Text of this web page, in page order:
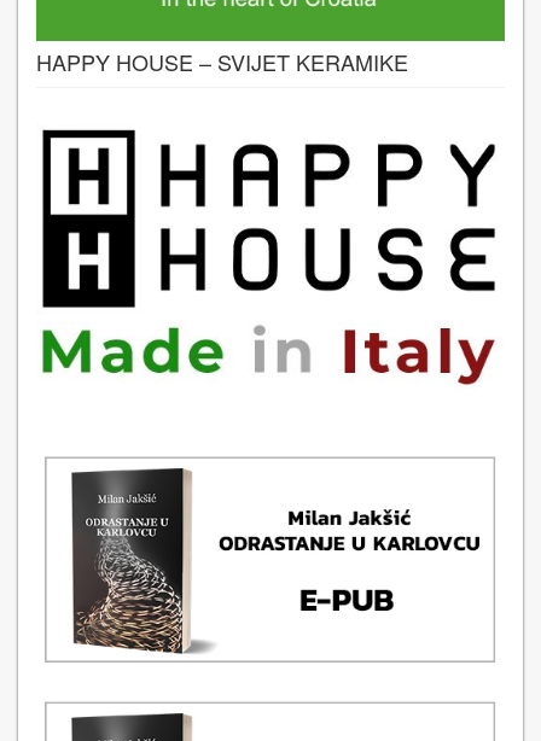
HAPPY HOUSE – SVIJET KERAMIKE